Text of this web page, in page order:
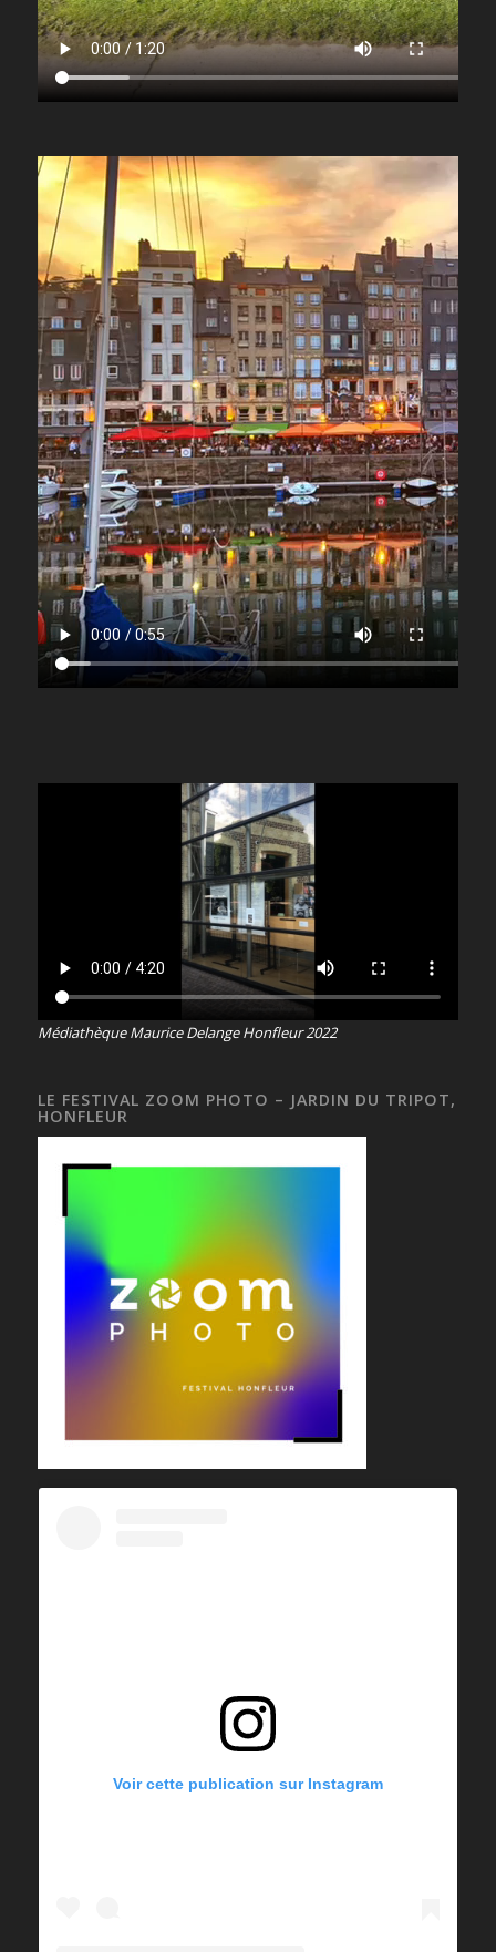
Médiathèque Maurice Delange Honfleur 2022
LE FESTIVAL ZOOM PHOTO – JARDIN DU TRIPOT,
HONFLEUR
Voir cette publication sur Instagram